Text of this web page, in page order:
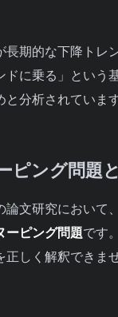
長期的な下降トレ
ドに乗る」という
と分析されています
ピング問題
論文研究において
ーピング問題です
正しく解釈できませ